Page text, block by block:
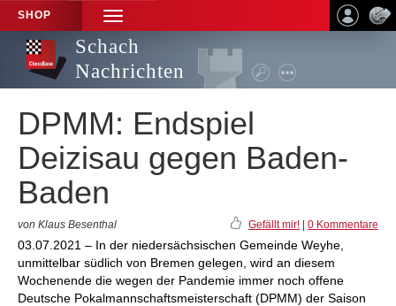
SHOP
TOGGLE
NAVIGATION
Schach
Nachrichten
DPMM: Endspiel
Deizisau gegen Baden-
Baden
von Klaus Besenthal Gefällt mir! 0 Kommentare
03.07.2021 – In der niedersächsischen Gemeinde Weyhe,
unmittelbar südlich von Bremen gelegen, wird an diesem
Wochenende die wegen der Pandemie immer noch offene
Deutsche Pokalmannschaftsmeisterschaft (DPMM) der Saison